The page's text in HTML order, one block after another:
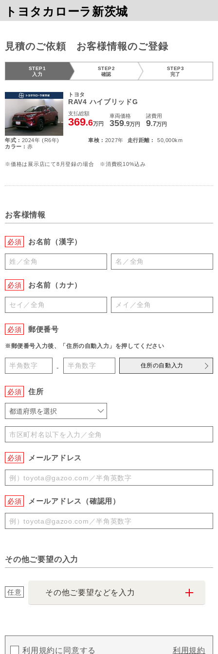
トヨタカローラ新茨城
見積のご依頼 お客様情報のご登録
STEP1
入力
STEP2
確認
STEP3
完了
トヨタ
RAV4 ハイブリッドG
支払総額
369.6万円
車両価格
359.9万円
諸費用
9.7万円
年式 : 2024年 (R6年) 車検 : 2027年 走行距離 :
50,000km
カラー :赤
※価格は展示店にて8月登録の場合 ※消費税10%込み
お客様情報
必須 お名前（漢字）
必須 お名前（カナ）
必須 郵便番号
※郵便番号入力後、「住所の自動入力」を押してください
- 住所の自動入力
必須 住所
都道府県を選択
必須 メールアドレス
必須 メールアドレス（確認用）
その他ご要望の入力
任意 その他ご要望などを入力
利用規約に同意する 利用規約